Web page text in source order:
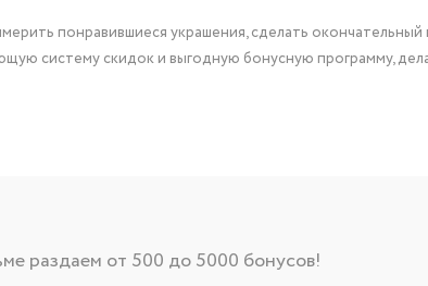
понравившиеся украшения, сделать
систему скидок и выгодную бонусную программу,
раздаем от 500 до 5000 бонусов!